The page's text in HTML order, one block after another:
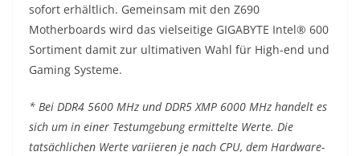
sofort erhältlich. Gemeinsam mit den Z690
Motherboards wird das vielseitige GIGABYTE Intel® 600
Sortiment damit zur ultimativen Wahl für High-end und
Gaming Systeme.
* Bei DDR4 5600 MHz und DDR5 XMP 6000 MHz handelt es
sich um in einer Testumgebung ermittelte Werte. Die
tatsächlichen Werte variieren je nach CPU, dem Hardware-